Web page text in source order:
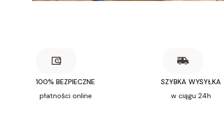
100% BEZPIECZNE
płatności online
SZYBKA WYSYŁKA
w ciągu 24h